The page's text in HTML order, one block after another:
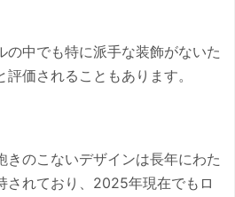
の中でも特に派手な装飾がないた
価されることもあります。
きのこないデザインは長年にわた
されており、2025年現在でもロ